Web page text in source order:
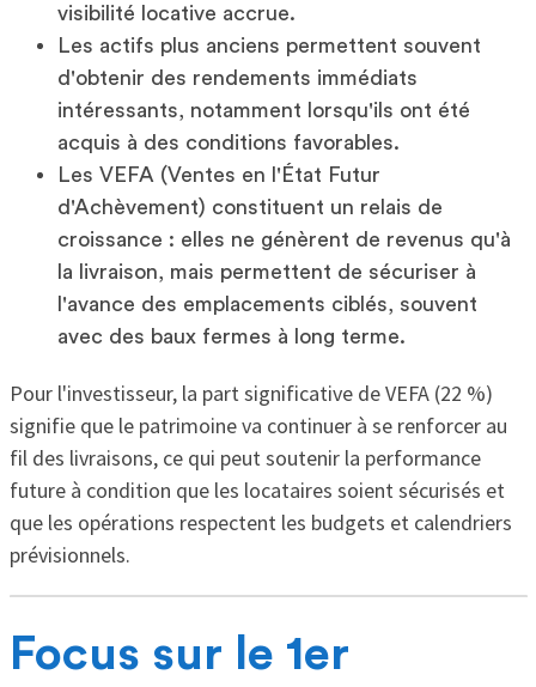
visibilité locative accrue.
Les actifs plus anciens permettent souvent
d'obtenir des rendements immédiats
intéressants, notamment lorsqu'ils ont été
acquis à des conditions favorables.
Les VEFA (Ventes en l'État Futur
d'Achèvement) constituent un relais de
croissance : elles ne génèrent de revenus qu'à
la livraison, mais permettent de sécuriser à
l'avance des emplacements ciblés, souvent
avec des baux fermes à long terme.
Pour l'investisseur, la part significative de VEFA (22 %)
signifie que le patrimoine va continuer à se renforcer au
fil des livraisons, ce qui peut soutenir la performance
future à condition que les locataires soient sécurisés et
que les opérations respectent les budgets et calendriers
prévisionnels.
Focus sur le 1er